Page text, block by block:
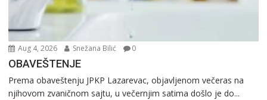
Aug 4, 2026 Snežana Bilić 0
OBAVEŠTENJE
Prema obaveštenju JPKP Lazarevac, objavljenom večeras na
njihovom zvaničnom sajtu, u večernjim satima došlo je do...